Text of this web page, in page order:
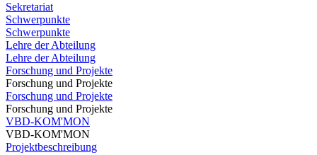
Sekretariat
Schwerpunkte
Schwerpunkte
Lehre der Abteilung
Lehre der Abteilung
Forschung und Projekte
Forschung und Projekte
Forschung und Projekte
Forschung und Projekte
VBD-KOM'MON
VBD-KOM'MON
Projektbeschreibung